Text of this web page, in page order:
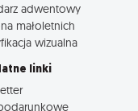
adwentowy
małoletnich
wizualna
linki